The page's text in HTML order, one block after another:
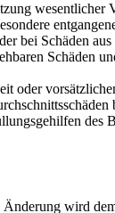
bei Schäden
Schäden
des
wird